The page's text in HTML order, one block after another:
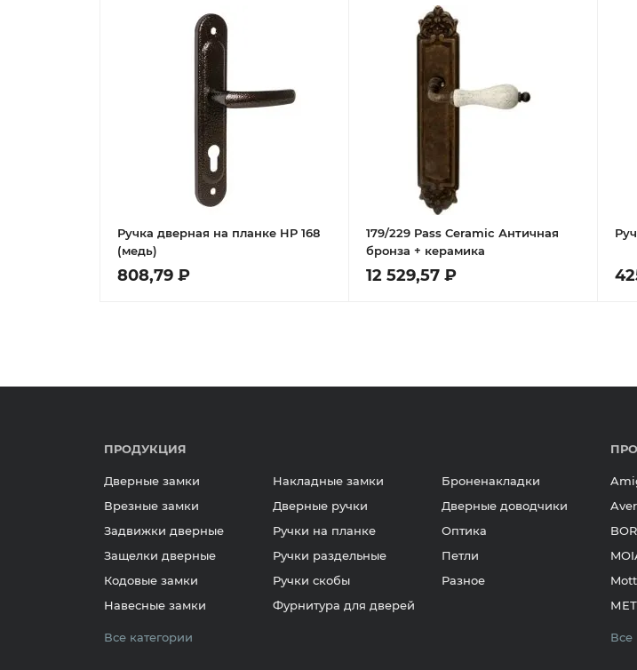
Ручка дверная на планке HP 168
(медь)
808,79 ₽
179/229 Pass Ceramic Античная
бронза + керамика
12 529,57 ₽
ПРОДУКЦИЯ
Дверные замки
Врезные замки
Задвижки дверные
Защелки дверные
Кодовые замки
Навесные замки
Накладные замки
Дверные ручки
Ручки на планке
Ручки раздельные
Ручки скобы
Фурнитура для дверей
Броненакладки
Дверные доводчики
Оптика
Петли
Разное
Все категории Все